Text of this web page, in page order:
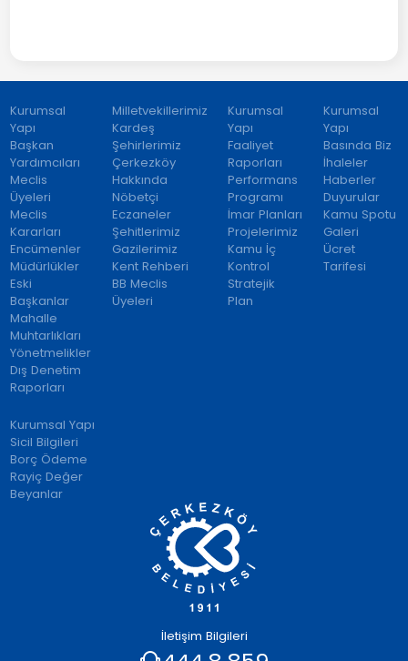
Kurumsal
Yapı
Başkan
Yardımcıları
Meclis
Üyeleri
Meclis
Kararları
Encümenler
Müdürlükler
Eski
Başkanlar
Mahalle
Muhtarlıkları
Yönetmelikler
Dış Denetim
Raporları
Milletvekillerimiz
Kardeş
Şehirlerimiz
Çerkezköy
Hakkında
Nöbetçi
Eczaneler
Şehitlerimiz
Gazilerimiz
Kent Rehberi
BB Meclis
Üyeleri
Kurumsal
Yapı
Faaliyet
Raporları
Performans
Programı
İmar Planları
Projelerimiz
Kamu İç
Kontrol
Stratejik
Plan
Kurumsal
Yapı
Basında Biz
İhaleler
Haberler
Duyurular
Kamu Spotu
Galeri
Ücret
Tarifesi
Kurumsal Yapı
Sicil Bilgileri
Borç Ödeme
Rayiç Değer
Beyanlar
İletişim Bilgileri